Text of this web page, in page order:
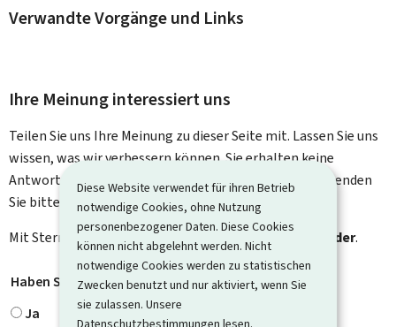
Diese Website verwendet für ihren Betrieb
notwendige Cookies, ohne Nutzung
personenbezogener Daten. Diese Cookies
können nicht abgelehnt werden. Nicht
notwendige Cookies werden zu statistischen
Zwecken benutzt und nur aktiviert, wenn Sie
sie zulassen. Unsere
Datenschutzbestimmungen lesen.
Verwandte Vorgänge und Links
Ihre Meinung interessiert uns
Teilen Sie uns Ihre Meinung zu dieser Seite mit. Lassen Sie uns
wissen, was wir verbessern können. Sie erhalten keine
Antwort auf Ihr Feedback. Für spezifische Fragen verwenden
Sie bitte das Kontaktformular.
Mit Stern gekennzeichnete Felder (
) sind Pflichtfelder.
Haben Sie gefunden, wonach Sie gesucht haben?
Ja